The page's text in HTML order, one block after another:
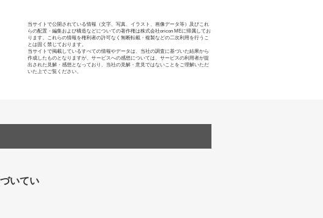
当サイトで公開されている情報（文字、写真、イラスト、画像データ等）及びこれ
らの配置・編集および構造などについての著作権は株式会社oricon MEに帰属してお
ります。これらの情報を権利者の許可なく無断転載・複製などの二次利用を行うこ
とは固く禁じております。
当サイトで掲載しているすべての情報やデータは、当社の調査に基づいた結果から
作成したものとなりますが、サービスへの感想については、サービスの利用者が提
出された見解・感想となっており、当社の見解・意見ではないことをご理解いただ
いた上でご覧ください。
いてい